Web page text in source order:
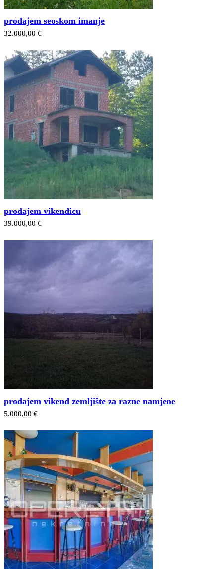
prodajem seoskom imanje
32.000,00 €
prodajem vikendicu
39.000,00 €
prodajem vikend zemljište za razne namjene
5.000,00 €